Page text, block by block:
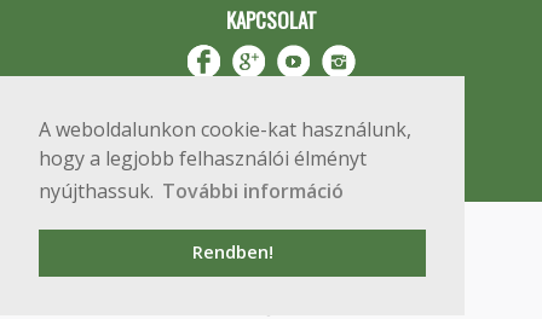
A weboldalunkon cookie-kat használunk,
hogy a legjobb felhasználói élményt
nyújthassuk. További információ
Rendben!
KAPCSOLAT
Copyright © 2020 BME Építőmérnöki Kar
1111 Budapest, Műegyetem rkp. 3.